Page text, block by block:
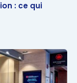
: ce qui change
: ce qui